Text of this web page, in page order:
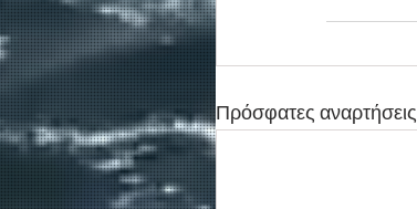
Πρόσφατες αναρτήσεις